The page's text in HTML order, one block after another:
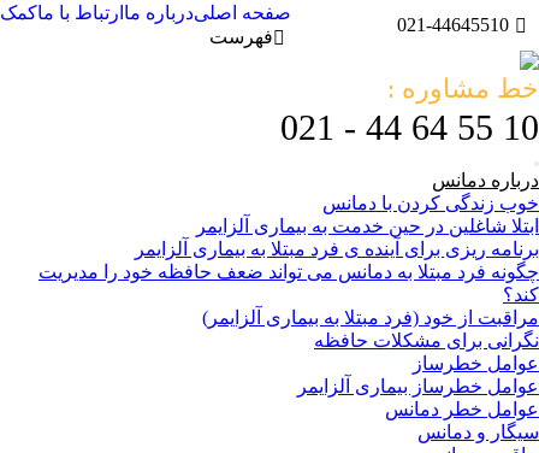
021-44645510
صفحه اصلیدرباره ما ارتباط با ماکمک
فهرست
خط مشاوره :
10 55 64 44 - 021
درباره دمانس
خوب زندگی کردن با دمانس
ابتلا شاغلین در حین خدمت به بیماری آلزایمر
برنامه ریزی برای آینده ی فرد مبتلا به بیماری آلزایمر
چگونه فرد مبتلا به دمانس می تواند ضعف حافظه خود را مدیریت
کند؟
مراقبت از خود (فرد مبتلا به بیماری آلزایمر)
نگرانی برای مشکلات حافظه
عوامل خطرساز
عوامل خطرساز بیماری آلزایمر
عوامل خطر دمانس
سیگار و دمانس